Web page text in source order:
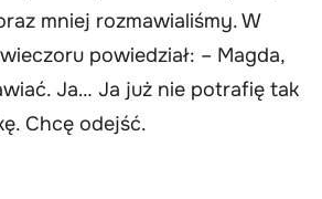
mniej rozmawialiśmy. W
powiedział: – Magda,
Ja… Ja już nie potrafię tak
Chcę odejść.